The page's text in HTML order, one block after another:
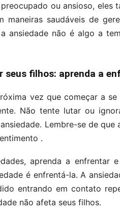
ou ansioso, eles
saudáveis ​​de
ansiedade não é algo a
seus filhos: aprenda a
vez que começar a se
Não tente lutar ou
Lembre-se de que
.
aprenda a enfrentar
é enfrentá-la. A
entrando em contato
não afeta seus filhos.